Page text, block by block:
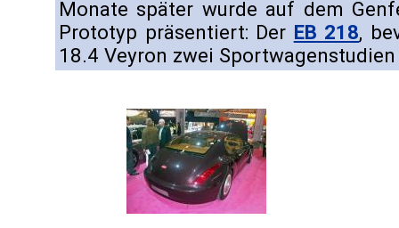
Monate später wurde auf dem
Prototyp präsentiert: Der EB 218,
18.4 Veyron zwei